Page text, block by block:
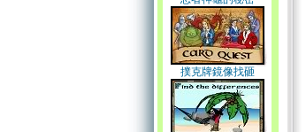
撲克牌鏡像找砸